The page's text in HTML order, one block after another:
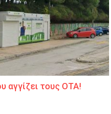
αγγίζει τους ΟΤΑ!